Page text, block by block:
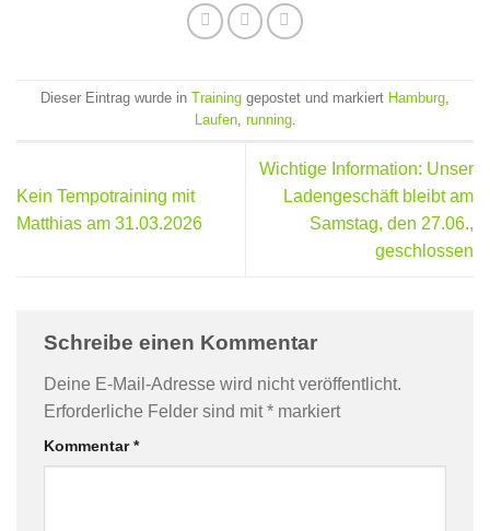
Dieser Eintrag wurde in Training gepostet und markiert Hamburg,
Laufen, running.
Kein Tempotraining mit
Matthias am 31.03.2026
Wichtige Information: Unser
Ladengeschäft bleibt am
Samstag, den 27.06.,
geschlossen
Schreibe einen Kommentar
Deine E-Mail-Adresse wird nicht veröffentlicht.
Erforderliche Felder sind mit* markiert
Kommentar*